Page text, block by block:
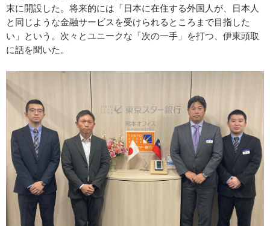
末に開設した。将来的には「日本に在住する外国人が、日本人
と同じような金融サービスを受けられるところまで目指した
い」という。次々とユニークな「次の一手」を打つ、伊東頭取
に話を聞いた。